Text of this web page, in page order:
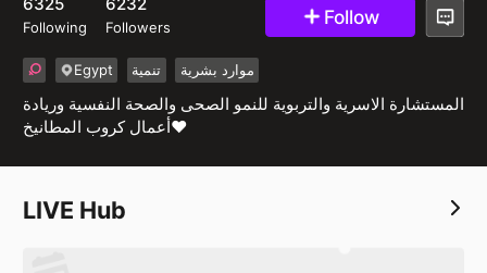
Following Followers Follow
Egypt تنمية موارد بشرية
المستشارة الاسرية والتربوية للنمو الصحى والصحة النفسية وريادة
أعمال كروب المطانيخ❤️
LIVE Hub